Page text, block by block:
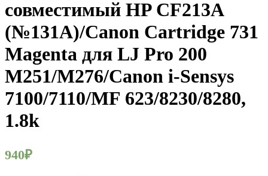
совместимый HP CF213A
(№131A)/Canon Cartridge 731
Magenta для LJ Pro 200
M251/M276/Canon i-Sensys
7100/7110/MF 623/8230/8280,
1.8k
940₽